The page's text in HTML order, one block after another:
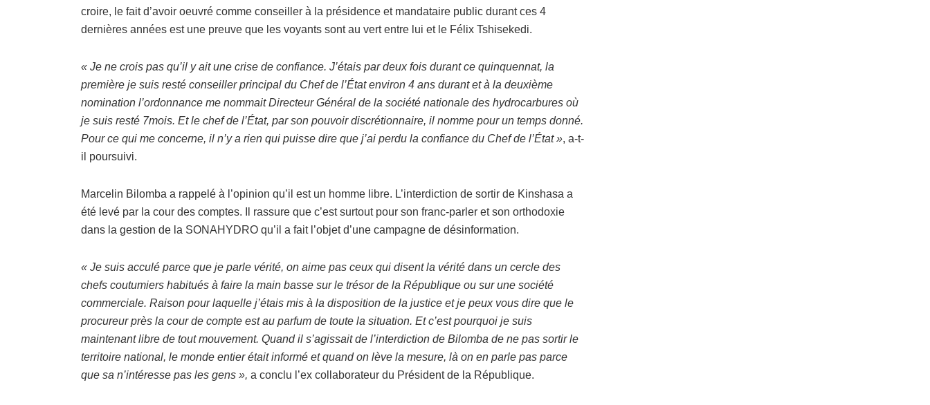
croire, le fait d’avoir oeuvré comme conseiller à la présidence et mandataire public durant ces 4
dernières années est une preuve que les voyants sont au vert entre lui et le Félix Tshisekedi.
« Je ne crois pas qu’il y ait une crise de confiance. J’étais par deux fois durant ce quinquennat, la
première je suis resté conseiller principal du Chef de l’État environ 4 ans durant et à la deuxième
nomination l’ordonnance me nommait Directeur Général de la société nationale des hydrocarbures où
je suis resté 7mois. Et le chef de l’État, par son pouvoir discrétionnaire, il nomme pour un temps donné.
Pour ce qui me concerne, il n’y a rien qui puisse dire que j’ai perdu la confiance du Chef de l’État », a-t-
il poursuivi.
Marcelin Bilomba a rappelé à l’opinion qu’il est un homme libre. L’interdiction de sortir de Kinshasa a
été levé par la cour des comptes. Il rassure que c’est surtout pour son franc-parler et son orthodoxie
dans la gestion de la SONAHYDRO qu’il a fait l’objet d’une campagne de désinformation.
« Je suis acculé parce que je parle vérité, on aime pas ceux qui disent la vérité dans un cercle des
chefs coutumiers habitués à faire la main basse sur le trésor de la République ou sur une société
commerciale. Raison pour laquelle j’étais mis à la disposition de la justice et je peux vous dire que le
procureur près la cour de compte est au parfum de toute la situation. Et c’est pourquoi je suis
maintenant libre de tout mouvement. Quand il s’agissait de l’interdiction de Bilomba de ne pas sortir le
territoire national, le monde entier était informé et quand on lève la mesure, là on en parle pas parce
que sa n’intéresse pas les gens », a conclu l’ex collaborateur du Président de la République.